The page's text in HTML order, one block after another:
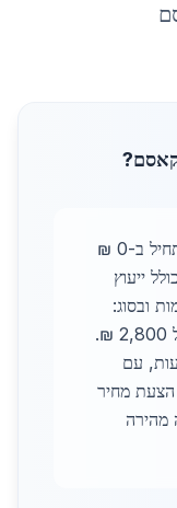
שירות סחר מתכות בכפר קאסם מתחיל ב-0 ₪
ראשוניות בשנת 2026, כולל ייעוץ
ובסוג:
פלדה 3,200-4,500 ₪ לטון, ברזל 2,800 ₪.
עם
הצעת מחיר
מהירה